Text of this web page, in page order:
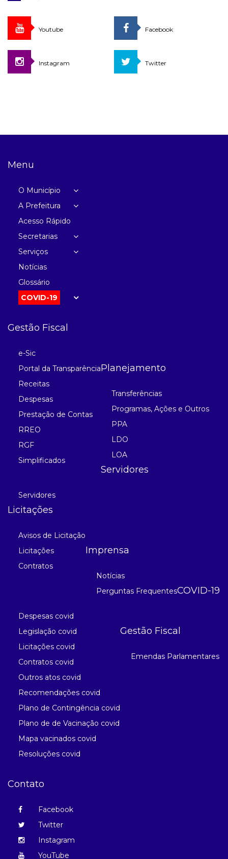
Youtube Facebook
Instagram Twitter
Menu
O Município
A Prefeitura
Acesso Rápido
Secretarias
Serviços
Notícias
Glossário
COVID-19
Gestão Fiscal
e-Sic
Portal da Transparência
Receitas
Despesas
Prestação de Contas
RREO
RGF
Simplificados
Planejamento
Transferências
Programas, Ações e Outros
PPA
LDO
LOA
Servidores
Servidores
Licitações
Avisos de Licitação
Licitações
Contratos
Imprensa
Notícias
Perguntas FrequentesCOVID-19
Despesas covid
Legislação covid
Licitações covid
Contratos covid
Outros atos covid
Recomendações covid
Plano de Contingência covid
Plano de de Vacinação covid
Mapa vacinados covid
Resoluções covid
Gestão Fiscal
Emendas Parlamentares
Contato
Facebook
Twitter
Instagram
YouTube